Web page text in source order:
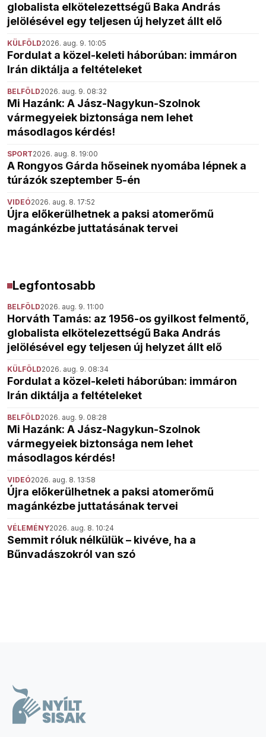
globalista elkötelezettségű Baka András
jelölésével egy teljesen új helyzet állt elő
KÜLFÖLD2026. aug. 9. 10:05
Fordulat a közel-keleti háborúban: immáron
Irán diktálja a feltételeket
BELFÖLD2026. aug. 9. 08:32
Mi Hazánk: A Jász-Nagykun-Szolnok
vármegyeiek biztonsága nem lehet
másodlagos kérdés!
SPORT2026. aug. 8. 19:00
A Rongyos Gárda hőseinek nyomába lépnek a
túrázók szeptember 5-én
VIDEÓ2026. aug. 8. 17:52
Újra előkerülhetnek a paksi atomerőmű
magánkézbe juttatásának tervei
Legfontosabb
BELFÖLD2026. aug. 9. 11:00
Horváth Tamás: az 1956-os gyilkost felmentő,
globalista elkötelezettségű Baka András
jelölésével egy teljesen új helyzet állt elő
KÜLFÖLD2026. aug. 9. 08:34
Fordulat a közel-keleti háborúban: immáron
Irán diktálja a feltételeket
BELFÖLD2026. aug. 9. 08:28
Mi Hazánk: A Jász-Nagykun-Szolnok
vármegyeiek biztonsága nem lehet
másodlagos kérdés!
VIDEÓ2026. aug. 8. 13:58
Újra előkerülhetnek a paksi atomerőmű
magánkézbe juttatásának tervei
VÉLEMÉNY2026. aug. 8. 10:24
Semmit róluk nélkülük – kivéve, ha a
Bűnvadászokról van szó